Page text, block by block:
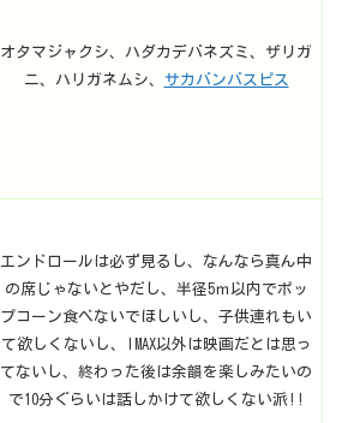
オタマジャクシ、ハダカデバネズミ、ザリガ
ニ、ハリガネムシ、
サカバンバスピス
エンドロールは必ず見るし、なんなら真ん中
の席じゃないとやだし、半径5ｍ以内でポッ
プコーン食べないでほしいし、子供連れもい
て欲しくないし、IMAX以外は映画だとは思っ
てないし、終わった後は余韻を楽しみたいの
で10分ぐらいは話しかけて欲しくない派!!